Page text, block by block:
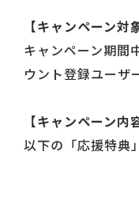
【キャンペーン対
キャンペーン期間
ウント登録ユーザ
【キャンペーン内
以下の「応援特典